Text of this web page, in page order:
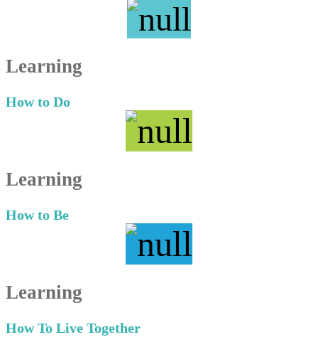
Learning
How to Do
Learning
How to Be
Learning
How To Live Together